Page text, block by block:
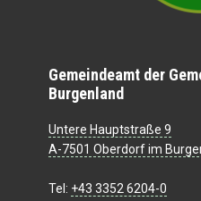
Gemeindeamt der
Burgenland
Untere Hauptstraße 9
A-7501 Oberdorf im
Tel: +43 3352 6204-0